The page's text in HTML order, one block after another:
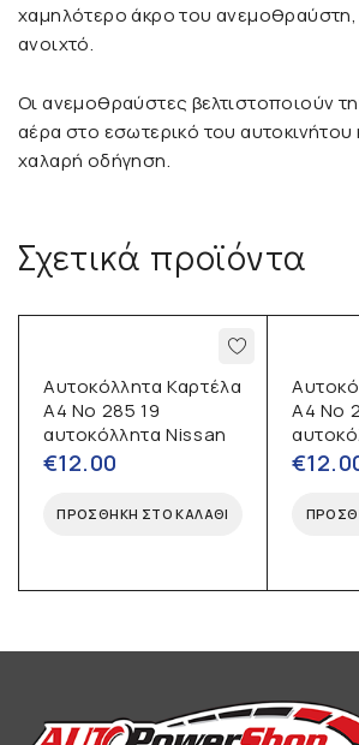
χαμηλότερο άκρο του ανεμοθραύστη,
ανοιχτό.
Οι ανεμοθραύστες βελτιστοποιούν
αέρα στο εσωτερικό του αυτοκινήτου
χαλαρή οδήγηση.
Σχετικά προϊόντα
Αυτοκόλλητα Καρτέλα
Α4 No 285 19
αυτοκόλλητα Nissan
€12.00
ΠΡΟΣΘΉΚΗ ΣΤΟ ΚΑΛΆΘΙ
Α4 No
€